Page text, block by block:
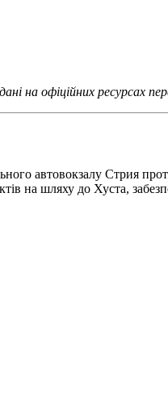
на офіційних ресурсах
автовокзалу Стрия
на шляху до Хуста,